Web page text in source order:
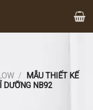
/ MẪU THIẾT KẾ
DƯỠNG NB92